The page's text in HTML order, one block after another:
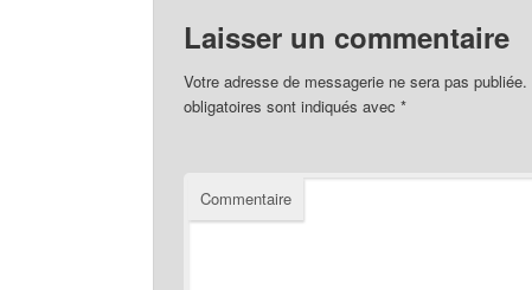
Laisser un commentaire
Votre adresse de messagerie ne sera pas publiée.
obligatoires sont indiqués avec *
Commentaire